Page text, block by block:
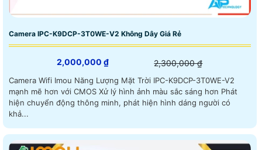
Camera IPC-K9DCP-3T0WE-V2 Không Dây Giá Rẻ
2,000,000 ₫ 2,300,000 ₫
Camera Wifi Imou Năng Lượng Mặt Trời IPC-K9DCP-3T0WE-V2
mạnh mẽ hơn với CMOS Xử lý hình ảnh màu sắc sáng hơn Phát
hiện chuyển động thông minh, phát hiện hình dáng người có
khả...